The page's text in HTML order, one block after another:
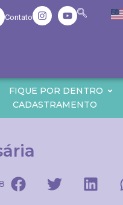
Contato
FIQUE POR DENTRO
CADASTRAMENTO